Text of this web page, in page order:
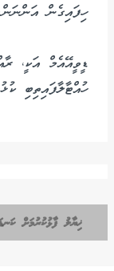
ހިފައިގެން
ޑީވީއޭއެމް އަކީ،
ހުއްޓާލާފައިތިބި
ޚިޔާލު ފާޅުކުރުމަށް